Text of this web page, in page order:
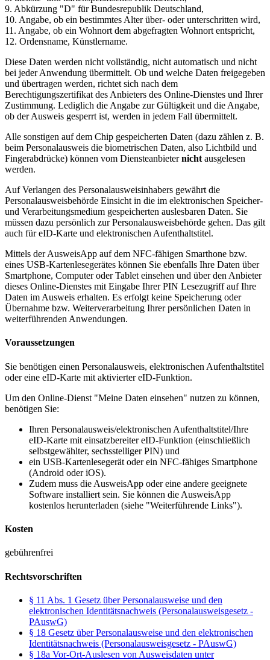
9. Abkürzung "D" für Bundesrepublik Deutschland,
10. Angabe, ob ein bestimmtes Alter über- oder unterschritten wird,
11. Angabe, ob ein Wohnort dem abgefragten Wohnort entspricht,
12. Ordensname, Künstlername.
Diese Daten werden nicht vollständig, nicht automatisch und nicht
bei jeder Anwendung übermittelt. Ob und welche Daten freigegeben
und übertragen werden, richtet sich nach dem
Berechtigungszertifikat des Anbieters des Online-Dienstes und Ihrer
Zustimmung. Lediglich die Angabe zur Gültigkeit und die Angabe,
ob der Ausweis gesperrt ist, werden in jedem Fall übermittelt.
Alle sonstigen auf dem Chip gespeicherten Daten (dazu zählen z. B.
beim Personalausweis die biometrischen Daten, also Lichtbild und
Fingerabdrücke) können vom Diensteanbieternicht ausgelesen
werden.
Auf Verlangen des Personalausweisinhabers gewährt die
Personalausweisbehörde Einsicht in die im elektronischen Speicher-
und Verarbeitungsmedium gespeicherten auslesbaren Daten. Sie
müssen dazu persönlich zur Personalausweisbehörde gehen. Das gilt
auch für eID-Karte und elektronischen Aufenthaltstitel.
Mittels der AusweisApp auf dem NFC-fähigen Smarthone bzw.
eines USB-Kartenlesegerätes können Sie ebenfalls Ihre Daten über
Smartphone, Computer oder Tablet einsehen und über den Anbieter
dieses Online-Dienstes mit Eingabe Ihrer PIN Lesezugriff auf Ihre
Daten im Ausweis erhalten. Es erfolgt keine Speicherung oder
Übernahme bzw. Weiterverarbeitung Ihrer persönlichen Daten in
weiterführenden Anwendungen.
Voraussetzungen
Sie benötigen einen Personalausweis, elektronischen Aufenthaltstitel
oder eine eID-Karte mit aktivierter eID-Funktion.
Um den Online-Dienst "Meine Daten einsehen" nutzen zu können,
benötigen Sie:
Ihren Personalausweis/elektronischen Aufenthaltstitel/Ihre
eID-Karte mit einsatzbereiter eID-Funktion (einschließlich
selbstgewählter, sechsstelliger PIN) und
ein USB-Kartenlesegerät oder ein NFC-fähiges Smartphone
(Android oder iOS).
Zudem muss die AusweisApp oder eine andere geeignete
Software installiert sein. Sie können die AusweisApp
kostenlos herunterladen (siehe "Weiterführende Links").
Kosten
gebührenfrei
Rechtsvorschriften
§ 11 Abs. 1 Gesetz über Personalausweise und den
elektronischen Identitätsnachweis (Personalausweisgesetz -
PAuswG)
§ 18 Gesetz über Personalausweise und den elektronischen
Identitätsnachweis (Personalausweisgesetz - PAuswG)
§ 18a Vor-Ort-Auslesen von Ausweisdaten unter